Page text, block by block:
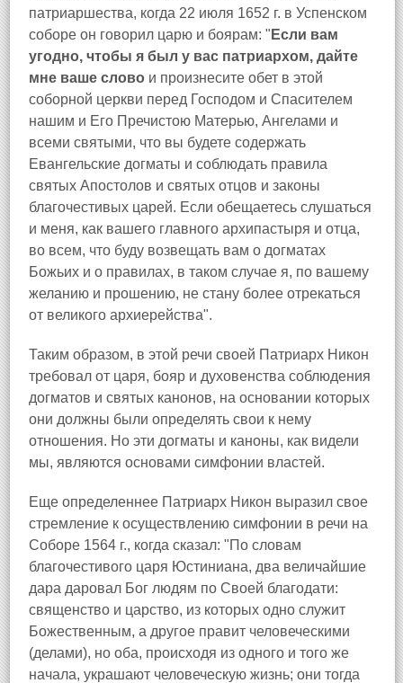
патриаршества, когда 22 июля 1652 г. в Успенском
соборе он говорил царю и боярам: " Если вам
угодно, чтобы я был у вас патриархом, дайте
мне ваше слово и произнесите обет в этой
соборной церкви перед Господом и Спасителем
нашим и Его Пречистою Матерью, Ангелами и
всеми святыми, что вы будете содержать
Евангельские догматы и соблюдать правила
святых Апостолов и святых отцов и законы
благочестивых царей. Если обещаетесь слушаться
и меня, как вашего главного архипастыря и отца,
во всем, что буду возвещать вам о догматах
Божьих и о правилах, в таком случае я, по вашему
желанию и прошению, не стану более отрекаться
от великого архиерейства".
Таким образом, в этой речи своей Патриарх Никон
требовал от царя, бояр и духовенства соблюдения
догматов и святых канонов, на основании которых
они должны были определять свои к нему
отношения. Но эти догматы и каноны, как видели
мы, являются основами симфонии властей.
Еще определеннее Патриарх Никон выразил свое
стремление к осуществлению симфонии в речи на
Соборе 1564 г., когда сказал: "По словам
благочестивого царя Юстиниана, два величайшие
дара даровал Бог людям по Своей благодати:
священство и царство, из которых одно служит
Божественным, а другое правит человеческими
(делами), но оба, происходя из одного и того же
начала, украшают человеческую жизнь; они тогда